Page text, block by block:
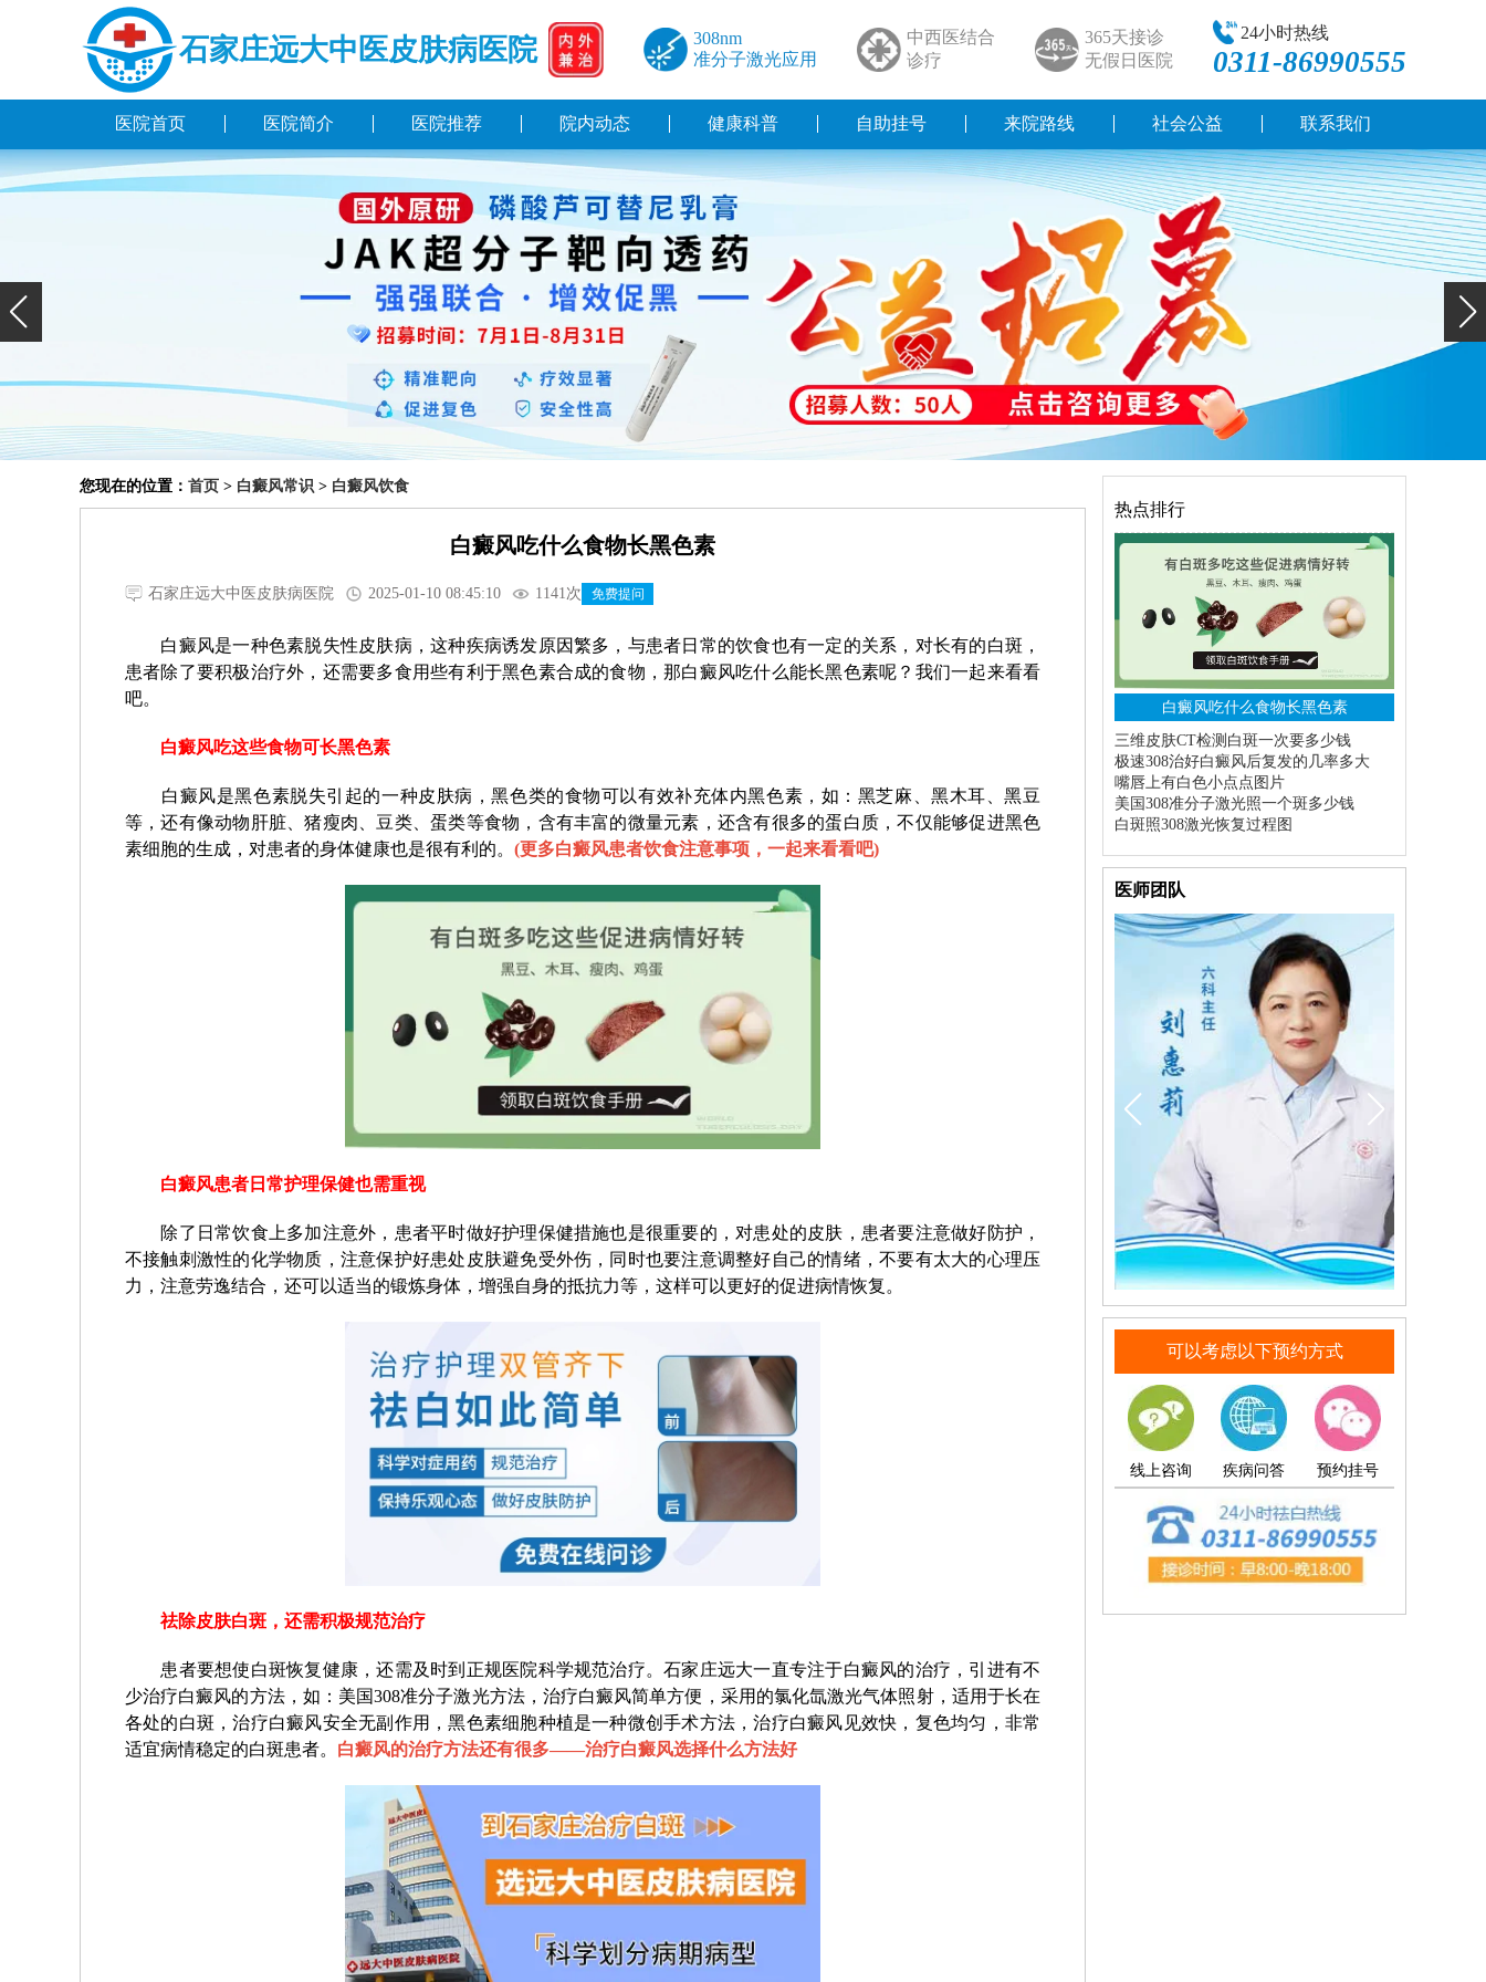
石家庄远大中医皮肤病医院
308nm
准分子激光应用
中西医结合
诊疗
365天接诊
无假日医院
24小时热线
0311-86990555
医院首页 医院简介 医院推荐 院内动态 健康科普 自助挂号 来院路线 社会公益 联系我们
您现在的位置： 首页 > 白癜风常识 > 白癜风饮食
白癜风吃什么食物长黑色素
石家庄远大中医皮肤病医院 2025-01-10 08:45:10 1141次 免费提问
白癜风是一种色素脱失性皮肤病，这种疾病诱发原因繁多，与患者日常的饮食也有一定的关系，对长有的白斑，
患者除了要积极治疗外，还需要多食用些有利于黑色素合成的食物，那白癜风吃什么能长黑色素呢？我们一起来看看
吧。
白癜风吃这些食物可长黑色素
白癜风是黑色素脱失引起的一种皮肤病，黑色类的食物可以有效补充体内黑色素，如：黑芝麻、黑木耳、黑豆
等，还有像动物肝脏、猪瘦肉、豆类、蛋类等食物，含有丰富的微量元素，还含有很多的蛋白质，不仅能够促进黑色
素细胞的生成，对患者的身体健康也是很有利的。 (更多白癜风患者饮食注意事项，一起来看看吧)
白癜风患者日常护理保健也需重视
除了日常饮食上多加注意外，患者平时做好护理保健措施也是很重要的，对患处的皮肤，患者要注意做好防护，
不接触刺激性的化学物质，注意保护好患处皮肤避免受外伤，同时也要注意调整好自己的情绪，不要有太大的心理压
力，注意劳逸结合，还可以适当的锻炼身体，增强自身的抵抗力等，这样可以更好的促进病情恢复。
祛除皮肤白斑，还需积极规范治疗
患者要想使白斑恢复健康，还需及时到正规医院科学规范治疗。石家庄远大一直专注于白癜风的治疗，引进有不
少治疗白癜风的方法，如：美国308准分子激光方法，治疗白癜风简单方便，采用的氯化氙激光气体照射，适用于长在
各处的白斑，治疗白癜风安全无副作用，黑色素细胞种植是一种微创手术方法，治疗白癜风见效快，复色均匀，非常
适宜病情稳定的白斑患者。 白癜风的治疗方法还有很多——治疗白癜风选择什么方法好
热点排行
白癜风吃什么食物长黑色素
三维皮肤CT检测白斑一次要多少钱
极速308治好白癜风后复发的几率多大
嘴唇上有白色小点点图片
美国308准分子激光照一个斑多少钱
白斑照308激光恢复过程图
医师团队
可以考虑以下预约方式
线上咨询 疾病问答 预约挂号